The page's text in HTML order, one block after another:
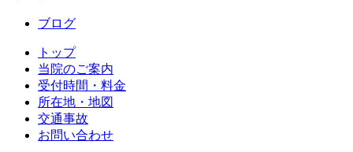
ブログ
トップ
当院のご案内
受付時間・料金
所在地・地図
交通事故
お問い合わせ